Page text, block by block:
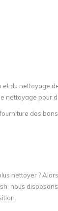
du nettoyage
nettoyage pour
des
nettoyer ?
nous